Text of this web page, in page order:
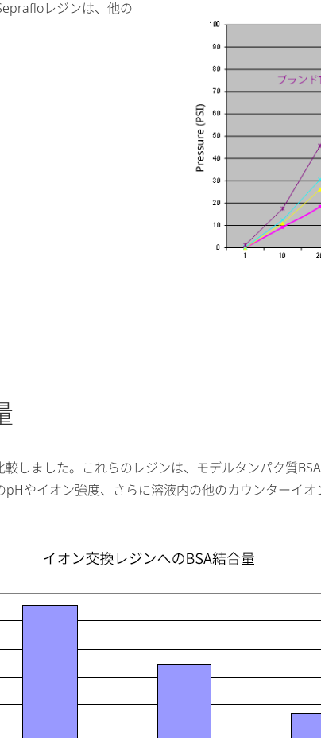
レジンは、他の
しました。これらのレジンは、モデルタンパク質
やイオン強度、さらに溶液内の他のカウンターイ